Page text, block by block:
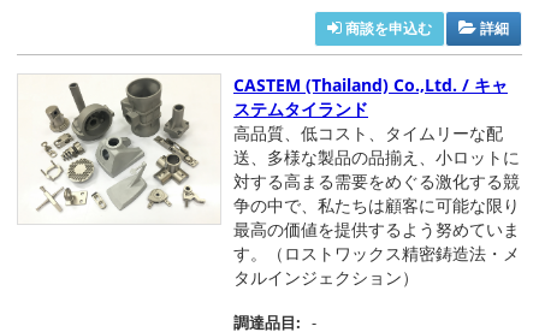
詳細
商談を申込む
CASTEM (Thailand) Co.,Ltd. / キャ
ステムタイランド
高品質、低コスト、タイムリーな配
送、多様な製品の品揃え、小ロットに
対する高まる需要をめぐる激化する競
争の中で、私たちは顧客に可能な限り
最高の価値を提供するよう努めていま
す。（ロストワックス精密鋳造法・メ
タルインジェクション）
調達品目: -